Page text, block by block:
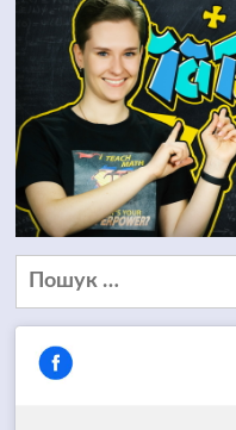
Пошук: